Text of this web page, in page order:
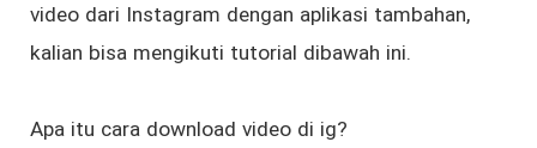
video dari Instagram dengan aplikasi tambahan,
kalian bisa mengikuti tutorial dibawah ini.
Apa itu cara download video di ig?